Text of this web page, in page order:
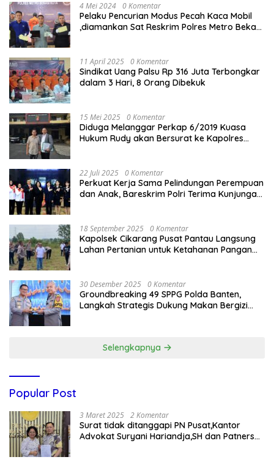
4 Mei 2024 0 Komentar
Pelaku Pencurian Modus Pecah Kaca Mobil
,diamankan Sat Reskrim Polres Metro Bekasi
11 April 2025 0 Komentar
Sindikat Uang Palsu Rp 316 Juta Terbongkar
dalam 3 Hari, 8 Orang Dibekuk
15 Mei 2025 0 Komentar
Diduga Melanggar Perkap 6/2019 Kuasa
Hukum Rudy akan Bersurat ke Kapolres
22 Juli 2025 0 Komentar
Perkuat Kerja Sama Pelindungan Perempuan
dan Anak, Bareskrim Polri Terima Kunjungan
18 September 2025 0 Komentar
Kapolsek Cikarang Pusat Pantau Langsung
Lahan Pertanian untuk Ketahanan Pangan
30 Desember 2025 0 Komentar
Groundbreaking 49 SPPG Polda Banten,
Langkah Strategis Dukung Makan Bergizi
Selengkapnya
Popular Post
3 Maret 2025 2 Komentar
Surat tidak ditanggapi PN Pusat,Kantor
Advokat Suryani Hariandja,SH dan Patners